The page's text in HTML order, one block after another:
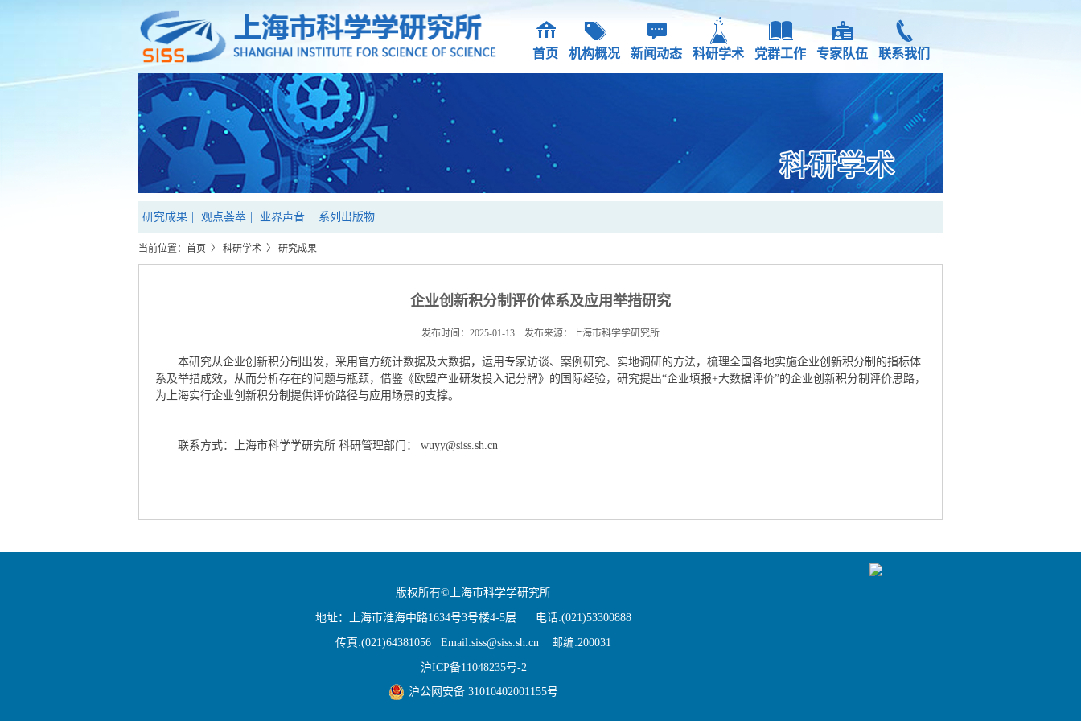
首页 机构概况 新闻动态 科研学术 党群工作 专家队伍 联系我们
研究成果 观点荟萃 业界声音 系列出版物
当前位置： 首页 〉 科研学术 〉 研究成果
企业创新积分制评价体系及应用举措研究
发布时间：2025-01-13 发布来源：上海市科学学研究所
本研究从企业创新积分制出发，采用官方统计数据及大数据，运用专家访谈、案例研究、实地调研的方法，梳理全国各地实施企业创新积分制的指标体
系及举措成效，从而分析存在的问题与瓶颈，借鉴《欧盟产业研发投入记分牌》的国际经验，研究提出“企业填报+大数据评价”的企业创新积分制评价思路，
为上海实行企业创新积分制提供评价路径与应用场景的支撑。
联系方式：上海市科学学研究所 科研管理部门： wuyy@siss.sh.cn
版权所有©上海市科学学研究所
地址：上海市淮海中路1634号3号楼4-5层 电话:(021)53300888
传真:(021)64381056 Email:siss@siss.sh.cn 邮编:200031
沪ICP备11048235号-2
沪公网安备 31010402001155号